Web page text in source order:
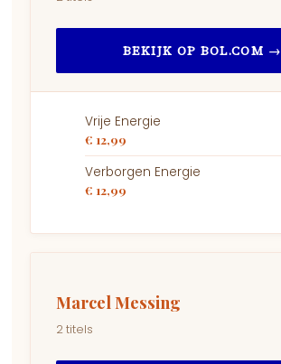
BEKIJK OP BOL.COM →
Vrije Energie
€ 12,99
Verborgen Energie
€ 12,99
Marcel Messing
2 titels